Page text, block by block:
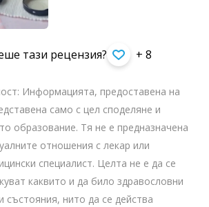
тази рецензия? + 8
Информацията, предоставена на
само с цел споделяне и
образование. Тя не е предназначена
отношения с лекар или
специалист. Целта не е да се
каквито и да било здравословни
състояния, нито да се действа